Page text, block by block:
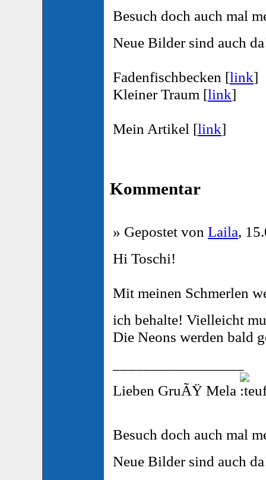
Besuch doch auch mal
Neue Bilder sind auch
Fadenfischbecken [link]
Kleiner Traum [link]
Mein Artikel [link]
Kommentar
» Gepostet von Laila,
Hi Toschi!
Mit meinen Schmerlen
ich behalte! Vielleicht
Die Neons werden bald
Lieben GruÃŸ Mela
Besuch doch auch mal
Neue Bilder sind auch